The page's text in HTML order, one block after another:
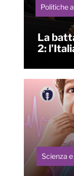
Politiche
La
2:
Scienza